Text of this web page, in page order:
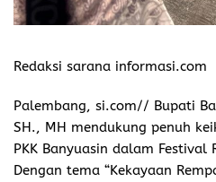
Redaksi sarana informasi.com
Palembang, si.com// Bupati
SH., MH mendukung penuh
PKK Banyuasin dalam Festival
Dengan tema “Kekayaan